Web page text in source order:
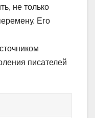
не только
Его
писателей